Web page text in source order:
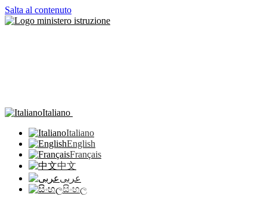
Salta al contenuto
Italiano
Italiano
English
Français
中文
عربى
සිංහල